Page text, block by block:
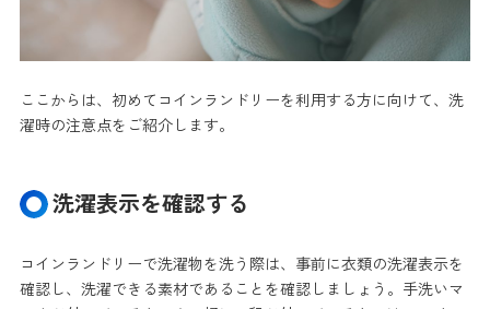
ここからは、初めてコインランドリーを利用する方に向けて、洗
濯時の注意点をご紹介します。
洗濯表示を確認する
コインランドリーで洗濯物を洗う際は、事前に衣類の洗濯表示を
確認し、洗濯できる素材であることを確認しましょう。手洗いマ